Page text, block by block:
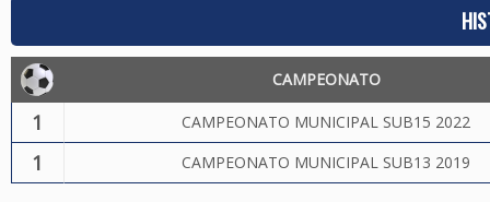
CAMPEONATO
1 CAMPEONATO MUNICIPAL SUB15 2022
1 CAMPEONATO MUNICIPAL SUB13 2019